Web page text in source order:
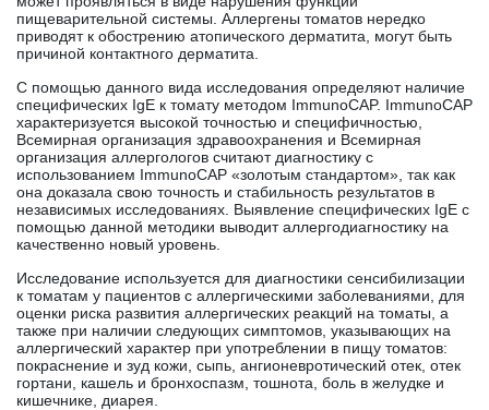
пищеварительной системы. Аллергены томатов нередко
приводят к обострению атопического дерматита, могут быть
причиной контактного дерматита.
С помощью данного вида исследования определяют наличие
специфических IgE к томату методом ImmunoCAP. ImmunoCAP
характеризуется высокой точностью и специфичностью,
Всемирная организация здравоохранения и Всемирная
организация аллергологов считают диагностику с
использованием ImmunoCAP «золотым стандартом», так как
она доказала свою точность и стабильность результатов в
независимых исследованиях. Выявление специфических IgE с
помощью данной методики выводит аллергодиагностику на
качественно новый уровень.
Исследование используется для диагностики сенсибилизации
к томатам у пациентов с аллергическими заболеваниями, для
оценки риска развития аллергических реакций на томаты, а
также при наличии следующих симптомов, указывающих на
аллергический характер при употреблении в пищу томатов:
покраснение и зуд кожи, сыпь, ангионевротический отек, отек
гортани, кашель и бронхоспазм, тошнота, боль в желудке и
кишечнике, диарея.